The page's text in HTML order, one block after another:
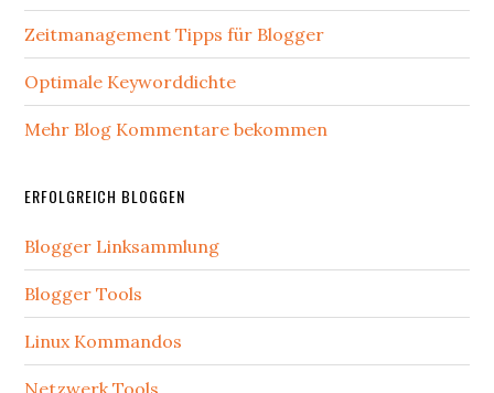
Zeitmanagement Tipps für Blogger
Optimale Keyworddichte
Mehr Blog Kommentare bekommen
ERFOLGREICH BLOGGEN
Blogger Linksammlung
Blogger Tools
Linux Kommandos